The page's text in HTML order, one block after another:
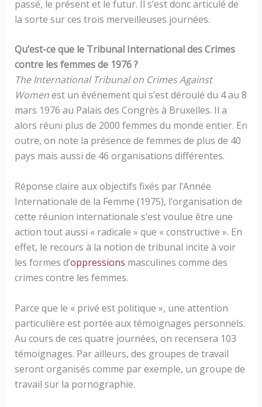
passé, le présent et le futur. Il s’est donc articulé de
la sorte sur ces trois merveilleuses journées.
Qu’est-ce que le Tribunal International des Crimes
contre les femmes de 1976 ?
The International Tribunal on Crimes Against
Womenest un événement qui s’est déroulé du 4 au 8
mars 1976 au Palais des Congrès à Bruxelles. Il a
alors réuni plus de 2000 femmes du monde entier. En
outre, on note la présence de femmes de plus de 40
pays mais aussi de 46 organisations différentes.
Réponse claire aux objectifs fixés par l’Année
Internationale de la Femme (1975), l’organisation de
cette réunion internationale s’est voulue être une
action tout aussi « radicale » que « constructive ». En
effet, le recours à la notion de tribunal incite à voir
les formes d’oppressions masculines comme des
crimes contre les femmes.
Parce que le « privé est politique », une attention
particulière est portée aux témoignages personnels.
Au cours de ces quatre journées, on recensera 103
témoignages. Par ailleurs, des groupes de travail
seront organisés comme par exemple, un groupe de
travail sur la pornographie.